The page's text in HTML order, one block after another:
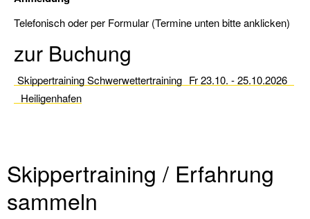
Modul
Nachtfahrt
Modul
Modul
Modul
Schwerwetter
Telefonisch oder per Formular (Termine unten bitte anklicken)
zur Buchung
Skippertraining Schwerwettertraining Fr 23.10. - 25.10.2026
Heiligenhafen
Skippertraining / Erfahrung
sammeln